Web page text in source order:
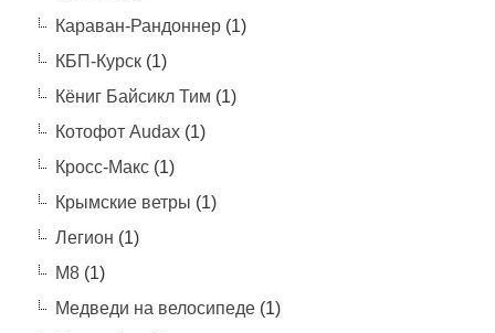
Караван-Рандоннер(1)
КБП-Курск(1)
Кёниг Байсикл Тим (1)
Котофот Audax(1)
Кросс-Макс(1)
Крымские ветры (1)
Легион (1)
М8(1)
Медведи на велосипеде(1)